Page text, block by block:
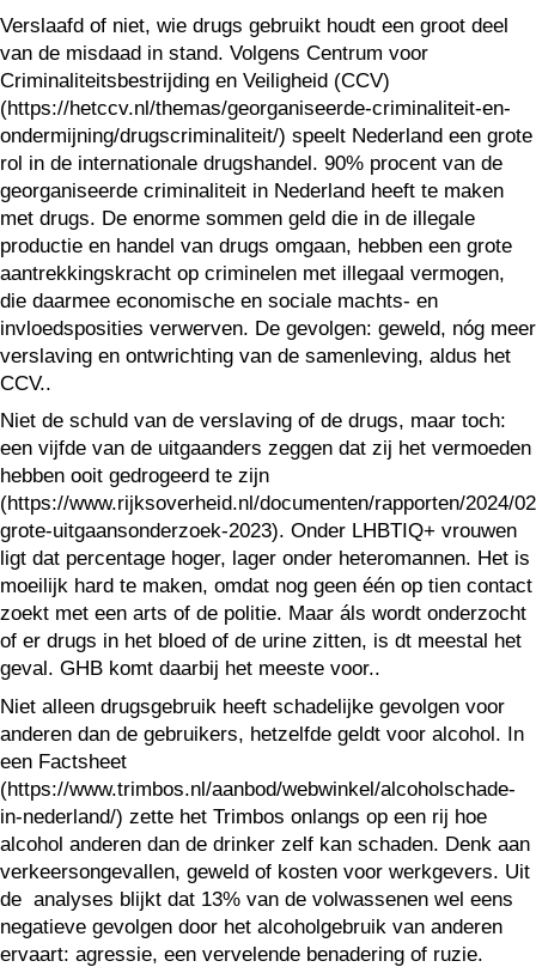
Verslaafd of niet, wie drugs gebruikt houdt een groot deel
van de misdaad in stand. Volgens Centrum voor
Criminaliteitsbestrijding en Veiligheid (CCV)
(https://hetccv.nl/themas/georganiseerde-criminaliteit-en-
ondermijning/drugscriminaliteit/) speelt Nederland een grote
rol in de internationale drugshandel. 90% procent van de
georganiseerde criminaliteit in Nederland heeft te maken
met drugs. De enorme sommen geld die in de illegale
productie en handel van drugs omgaan, hebben een grote
aantrekkingskracht op criminelen met illegaal vermogen,
die daarmee economische en sociale machts- en
invloedsposities verwerven. De gevolgen: geweld, nóg meer
verslaving en ontwrichting van de samenleving, aldus het
CCV..
Niet de schuld van de verslaving of de drugs, maar toch:
een vijfde van de uitgaanders zeggen dat zij het vermoeden
hebben ooit gedrogeerd te zijn
(https://www.rijksoverheid.nl/documenten/rapporten/2024/
grote-uitgaansonderzoek-2023). Onder LHBTIQ+ vrouwen
ligt dat percentage hoger, lager onder heteromannen. Het is
moeilijk hard te maken, omdat nog geen één op tien contact
zoekt met een arts of de politie. Maar áls wordt onderzocht
of er drugs in het bloed of de urine zitten, is dt meestal het
geval. GHB komt daarbij het meeste voor..
Niet alleen drugsgebruik heeft schadelijke gevolgen voor
anderen dan de gebruikers, hetzelfde geldt voor alcohol. In
een Factsheet
(https://www.trimbos.nl/aanbod/webwinkel/alcoholschade-
in-nederland/) zette het Trimbos onlangs op een rij hoe
alcohol anderen dan de drinker zelf kan schaden. Denk aan
verkeersongevallen, geweld of kosten voor werkgevers. Uit
de analyses blijkt dat 13% van de volwassenen wel eens
negatieve gevolgen door het alcoholgebruik van anderen
ervaart: agressie, een vervelende benadering of ruzie.